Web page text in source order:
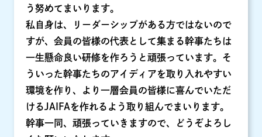
う努めてまいります。
私自身は、リーダーシップがある方ではないので
すが、会員の皆様の代表として集まる幹事たちは
一生懸命良い研修を作ろうと頑張っています。そ
ういった幹事たちのアイディアを取り入れやすい
環境を作り、より一層会員の皆様に喜んでいただ
けるJAIFAを作れるよう取り組んでまいります。
幹事一同、頑張っていきますので、どうぞよろし